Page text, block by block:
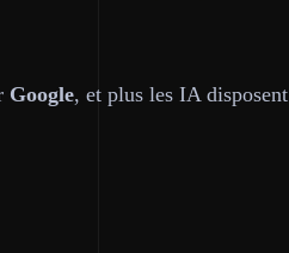
Google, et plus les IA disposent